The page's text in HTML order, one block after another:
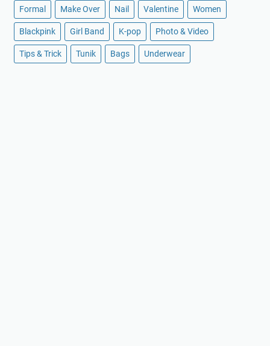
Formal Make Over Nail Valentine Women
Blackpink Girl Band K-pop Photo & Video
Tips & Trick Tunik Bags Underwear